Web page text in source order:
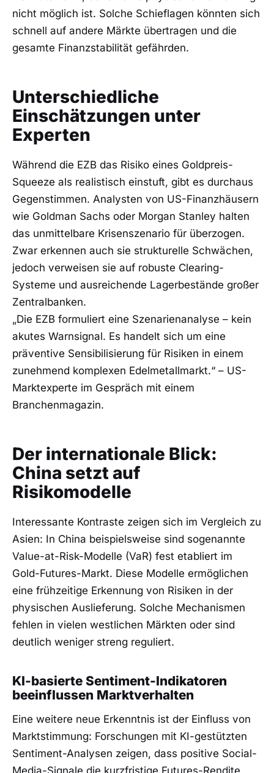
nicht möglich ist. Solche Schieflagen könnten sich
schnell auf andere Märkte übertragen und die
gesamte Finanzstabilität gefährden.
Unterschiedliche
Einschätzungen unter
Experten
Während die EZB das Risiko eines Goldpreis-
Squeeze als realistisch einstuft, gibt es durchaus
Gegenstimmen. Analysten von US-Finanzhäusern
wie Goldman Sachs oder Morgan Stanley halten
das unmittelbare Krisenszenario für überzogen.
Zwar erkennen auch sie strukturelle Schwächen,
jedoch verweisen sie auf robuste Clearing-
Systeme und ausreichende Lagerbestände großer
Zentralbanken.
„Die EZB formuliert eine Szenarienanalyse – kein
akutes Warnsignal. Es handelt sich um eine
präventive Sensibilisierung für Risiken in einem
zunehmend komplexen Edelmetallmarkt.“ – US-
Marktexperte im Gespräch mit einem
Branchenmagazin.
Der internationale Blick:
China setzt auf
Risikomodelle
Interessante Kontraste zeigen sich im Vergleich zu
Asien: In China beispielsweise sind sogenannte
Value-at-Risk-Modelle (VaR) fest etabliert im
Gold-Futures-Markt. Diese Modelle ermöglichen
eine frühzeitige Erkennung von Risiken in der
physischen Auslieferung. Solche Mechanismen
fehlen in vielen westlichen Märkten oder sind
deutlich weniger streng reguliert.
KI-basierte Sentiment-Indikatoren
beeinflussen Marktverhalten
Eine weitere neue Erkenntnis ist der Einfluss von
Marktstimmung: Forschungen mit KI-gestützten
Sentiment-Analysen zeigen, dass positive Social-